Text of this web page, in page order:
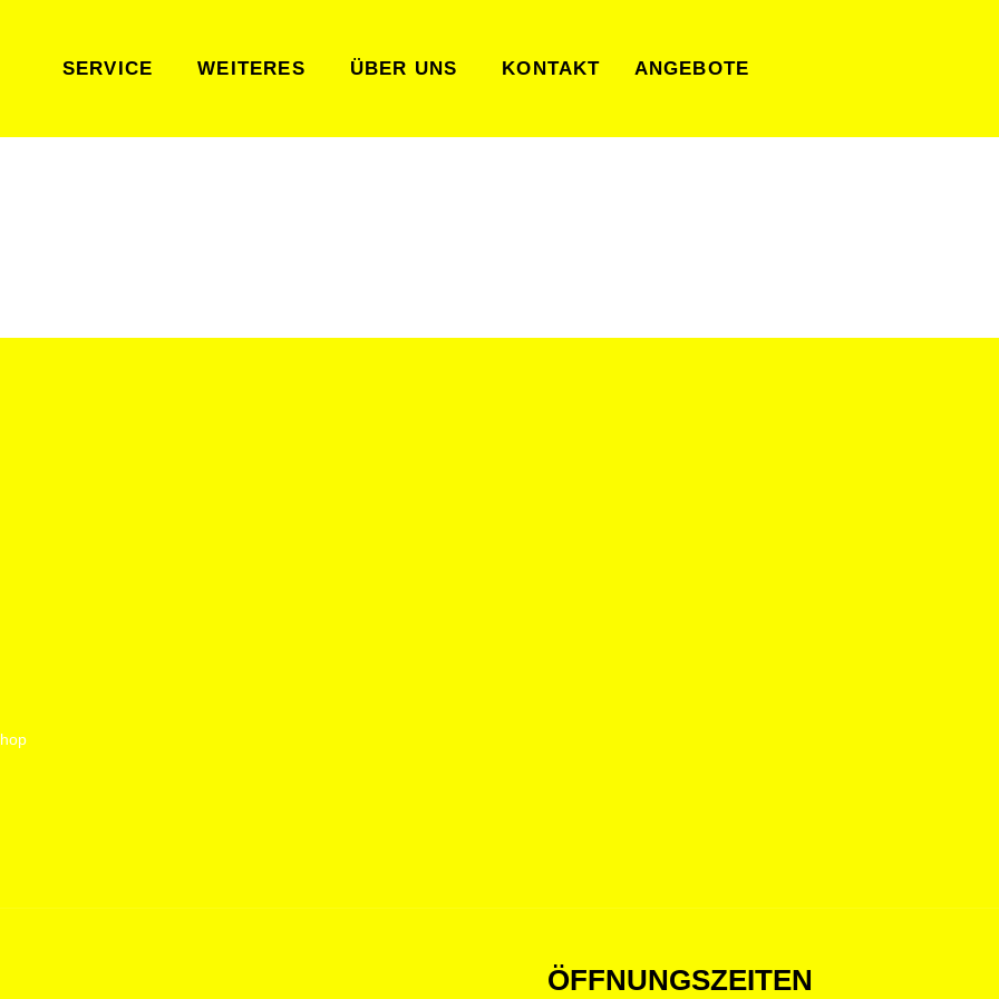
SERVICE WEITERES ÜBER UNS KONTAKT ANGEBOTE
ÖFFNUNGSZEITEN